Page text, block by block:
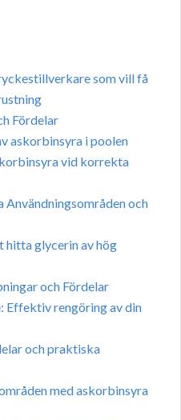
som vill få
Fördelar
askorbinsyra i poolen
vid korrekta
och
hitta glycerin av hög
och Fördelar
rengöring av din
och praktiska
med askorbinsyra